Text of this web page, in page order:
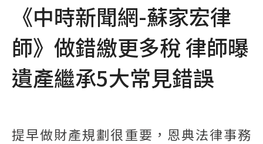
《中時新聞網-蘇家宏律
師》做錯繳更多稅 律師曝
遺產繼承5大常見錯誤
提早做財產規劃很重要，恩典法律事務